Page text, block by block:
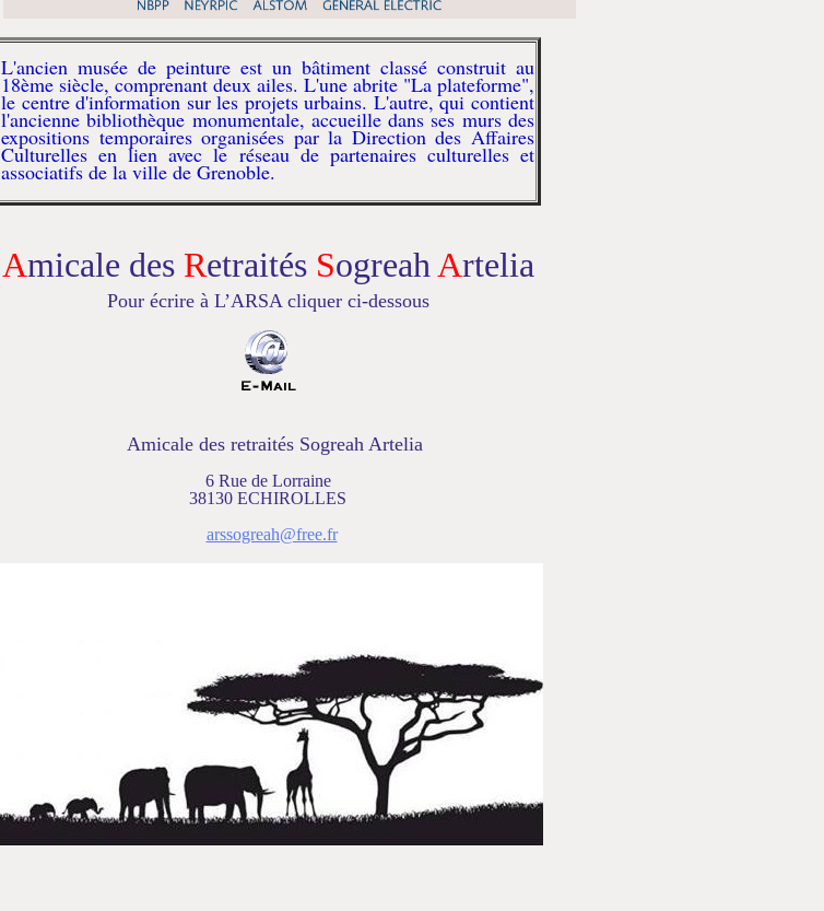
L'ancien musée de peinture est un bâtiment classé construit au
18ème siècle, comprenant deux ailes. L'une abrite "La plateforme",
le centre d'information sur les projets urbains. L'autre, qui contient
l'ancienne bibliothèque monumentale, accueille dans ses murs des
expositions temporaires organisées par la Direction des Affaires
Culturelles en lien avec le réseau de partenaires culturelles et
associatifs de la ville de Grenoble.
Amicale des Retraités SogreahArtelia
Pour écrire à L’ARSA cliquer ci-dessous
Amicale des retraités Sogreah Artelia
6 Rue de Lorraine
38130 ECHIROLLES
arssogreah@free.fr